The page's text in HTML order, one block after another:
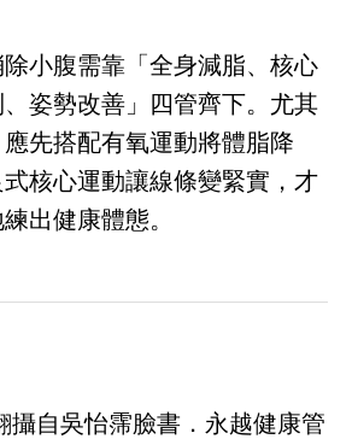
小腹需靠「全身減脂、核心
姿勢改善」四管齊下。尤其
先搭配有氧運動將體脂降
核心運動讓線條變緊實，才
出健康體態。
自吳怡霈臉書．永越健康管